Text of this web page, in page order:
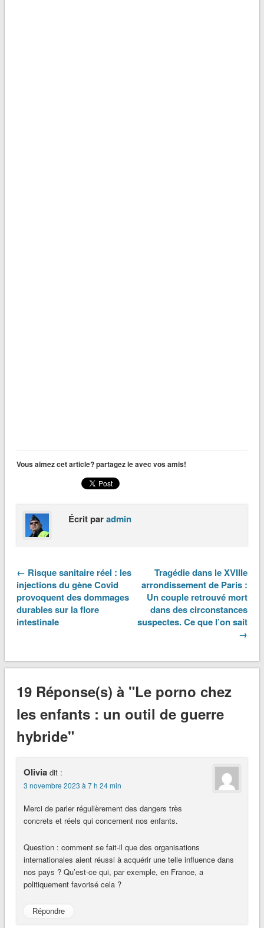
Vous aimez cet article? partagez le avec vos amis!
Écrit paradmin
← Risque sanitaire réel : les
injections du gène Covid
provoquent des dommages
durables sur la flore
intestinale
Tragédie dans le XVIIIe
arrondissement de Paris :
Un couple retrouvé mort
dans des circonstances
suspectes. Ce que l’on sait
→
19 Réponse(s) à "Le porno chez
les enfants : un outil de guerre
hybride"
Olivia dit :
3 novembre 2023 à 7 h 24 min
Merci de parler régulièrement des dangers très
concrets et réels qui concernent nos enfants.
Question : comment se fait-il que des organisations
internationales aient réussi à acquérir une telle influence dans
nos pays ? Qu’est-ce qui, par exemple, en France, a
politiquement favorisé cela ?
Répondre